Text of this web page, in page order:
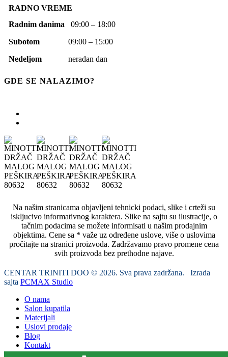
RADNO VREME
Radnim danima 09:00 – 18:00
Subotom 09:00 – 15:00
Nedeljom neradan dan
GDE SE NALAZIMO?
Na našim stranicama objavljeni tehnicki podaci, slike i crteži su
iskljucivo informativnog karaktera. Slike na sajtu su ilustracije, o
tačnim podacima se možete informisati u našim prodajnim
objektima. Cene sa * važe uz određene uslove, više o uslovima
pročitajte na stranici proizvoda. Zadržavamo pravo promene cena
svih proizvoda bez prethodne najave.
CENTAR TRINITI DOO © 2026. Sva prava zadržana. Izrada
sajta PCMAX Studio
O nama
Salon kupatila
Materijali
Uslovi prodaje
Blog
Kontakt